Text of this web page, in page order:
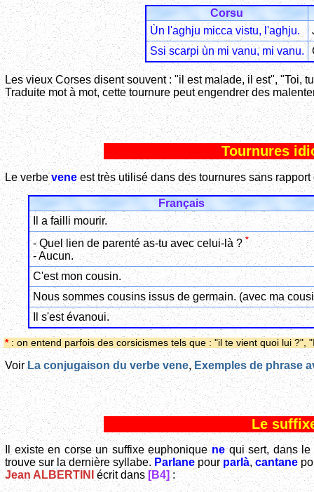
Corsu
Ùn l'aghju micca vistu, l'aghju.
Ssi scarpi ùn mi vanu, mi vanu.
Les vieux Corses disent souvent : "il est malade, il est", "Toi,
Traduite mot à mot, cette tournure peut engendrer des
Tournures
Le verbeveneest très utilisé dans des tournures sans
Français
Il a failli mourir.
- Quel lien de parenté as-tu avec celui-là ? *
- Aucun.
C'est mon cousin.
Nous sommes cousins issus de germain. (avec ma
Il s'est évanoui.
*: on entend parfois des corsicismes tels que : "il te vient quoi lui ?",
VoirLa conjugaison du verbe vene,Exemples de phrase
Le
Il existe en corse un suffixe euphoniquenequi sert, dans le
trouve sur la dernière syllabe. Parlanepour parlà,cantane
Jean ALBERTINI
écrit dans[B4]: